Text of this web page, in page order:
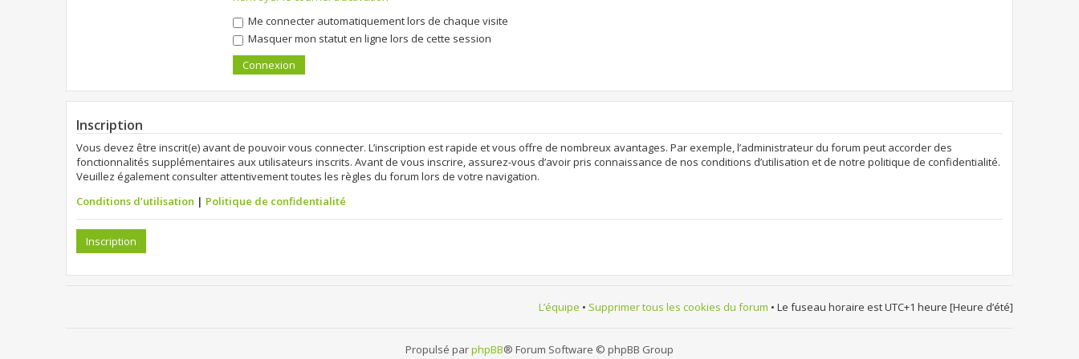
Me connecter automatiquement lors de chaque visite
Masquer mon statut en ligne lors de cette session
Inscription
Vous devez être inscrit(e) avant de pouvoir vous connecter. L’inscription est rapide et vous offre de nombreux avantages. Par exemple, l’administrateur du forum peut accorder des
fonctionnalités supplémentaires aux utilisateurs inscrits. Avant de vous inscrire, assurez-vous d’avoir pris connaissance de nos conditions d’utilisation et de notre politique de confidentialité.
Veuillez également consulter attentivement toutes les règles du forum lors de votre navigation.
Conditions d’utilisation | Politique de confidentialité
Inscription
L’équipe • Supprimer tous les cookies du forum • Le fuseau horaire est UTC+1 heure [Heure d’été]
Propulsé parphpBB® Forum Software © phpBB Group